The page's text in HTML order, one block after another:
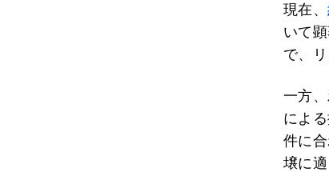
現在、
いて
で、
一方
によ
件に
壌に